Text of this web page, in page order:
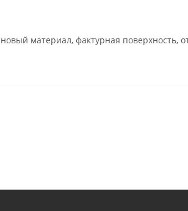
материал, фактурная поверхность,